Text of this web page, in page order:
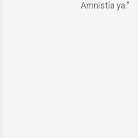
Amnistía ya.”